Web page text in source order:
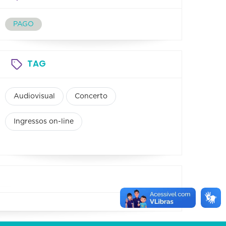
PAGO
TAG
Audiovisual Concerto
Ingressos on-line